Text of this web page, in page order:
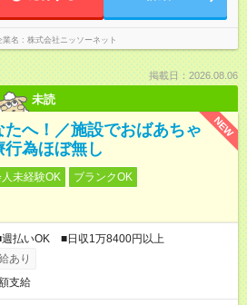
業名 株式会社ニッソーネット
掲載日：2026.08.06
未読
NEW
へ！／施設でおばあちゃ
為ほぼ無し
未経験OK
ブランクOK
払いOK ■日収1万8400円以上
あり
支給